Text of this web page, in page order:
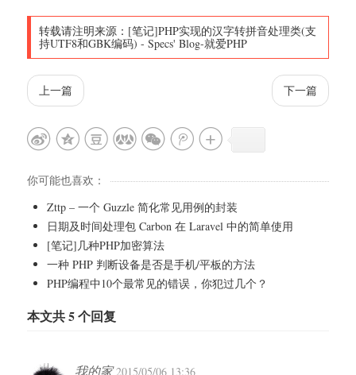
转载请注明来源： [笔记]PHP实现的汉字转拼音处理类(支
持UTF8和GBK编码) - Specs' Blog-就爱PHP
上一篇 下一篇
你可能也喜欢：
Zttp – 一个 Guzzle 简化常见用例的封装
日期及时间处理包 Carbon 在 Laravel 中的简单使用
[笔记]几种PHP加密算法
一种 PHP 判断设备是否是手机/平板的方法
PHP编程中10个最常见的错误，你犯过几个？
本文共 5 个回复
我的家2015/05/06 13:36